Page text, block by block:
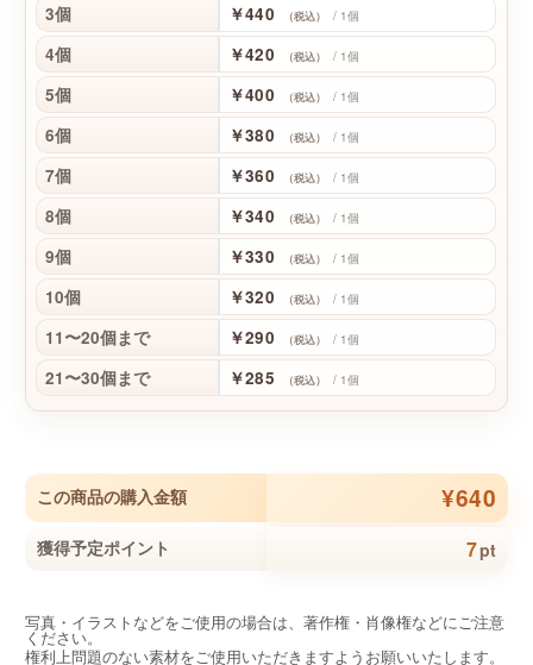
3個 ￥440 （税込） / 1個
4個 ￥420 （税込） / 1個
5個 ￥400 （税込） / 1個
6個 ￥380 （税込） / 1個
7個 ￥360 （税込） / 1個
8個 ￥340 （税込） / 1個
9個 ￥330 （税込） / 1個
10個 ￥320 （税込） / 1個
11〜20個まで ￥290 （税込） / 1個
21〜30個まで ￥285 （税込） / 1個
この商品の購入金額 ¥640
獲得予定ポイント 7pt
写真・イラストなどをご使用の場合は、著作権・肖像権などにご注意
ください。
権利上問題のない素材をご使用いただきますようお願いいたします。